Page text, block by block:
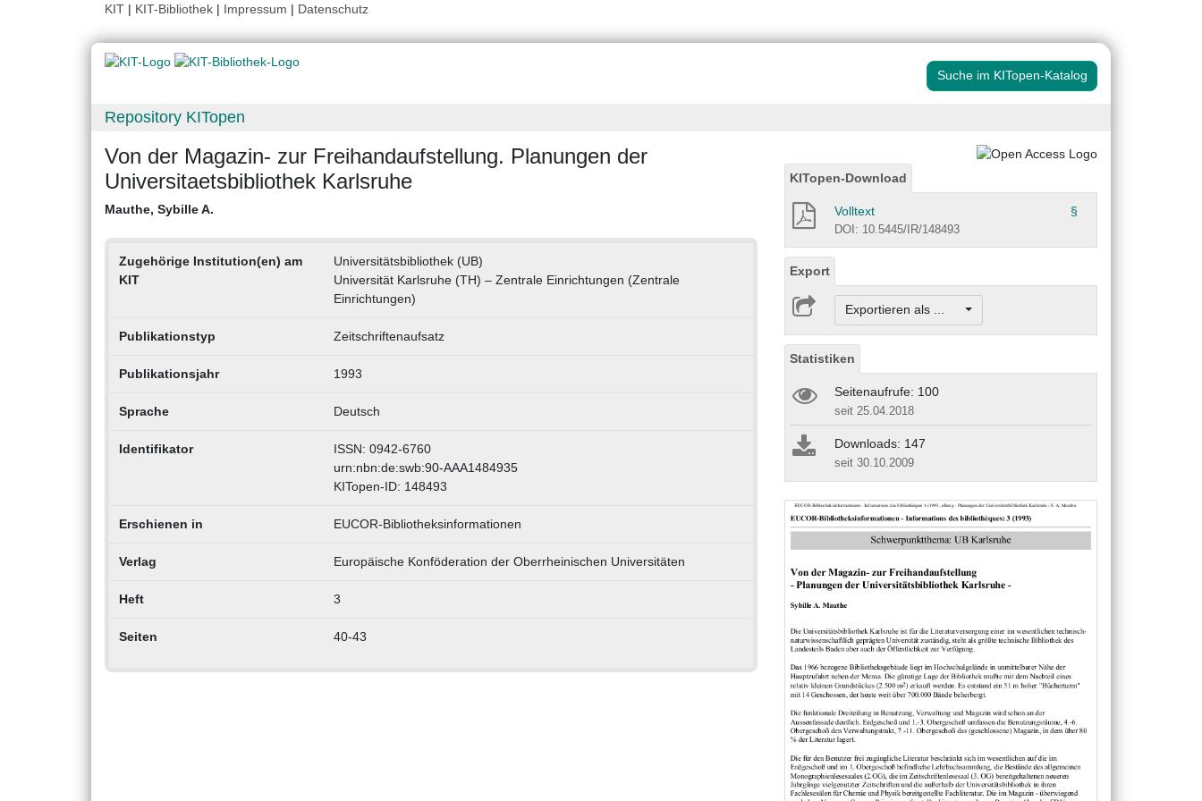
KIT | KIT-Bibliothek | Impressum | Datenschutz
Suche im KITopen-Katalog
Repository KITopen
Von der Magazin- zur Freihandaufstellung. Planungen der
Universitaetsbibliothek Karlsruhe
Mauthe, Sybille A.
Zugehörige Institution(en) am
KIT
Universitätsbibliothek (UB)
Universität Karlsruhe (TH) – Zentrale Einrichtungen (Zentrale
Einrichtungen)
Publikationstyp Zeitschriftenaufsatz
Publikationsjahr 1993
Sprache Deutsch
Identifikator
ISSN: 0942-6760
urn:nbn:de:swb:90-AAA1484935
KITopen-ID: 148493
Erschienen in EUCOR-Bibliotheksinformationen
Verlag Europäische Konföderation der Oberrheinischen Universitäten
Heft 3
Seiten 40-43
KITopen-Download
Volltext §
DOI: 10.5445/IR/148493
Export
Exportieren als ...
Statistiken
Seitenaufrufe: 100
seit 25.04.2018
Downloads: 147
seit 30.10.2009